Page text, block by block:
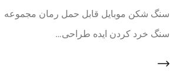
سنگ شکن موبایل قابل حمل رمان مجموعه
سنگ خرد کردن ایده طراحی…